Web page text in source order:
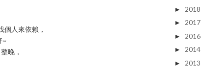
個人來依賴，
~
晚，
► 2018
► 2017
► 2016
► 2014
► 2013